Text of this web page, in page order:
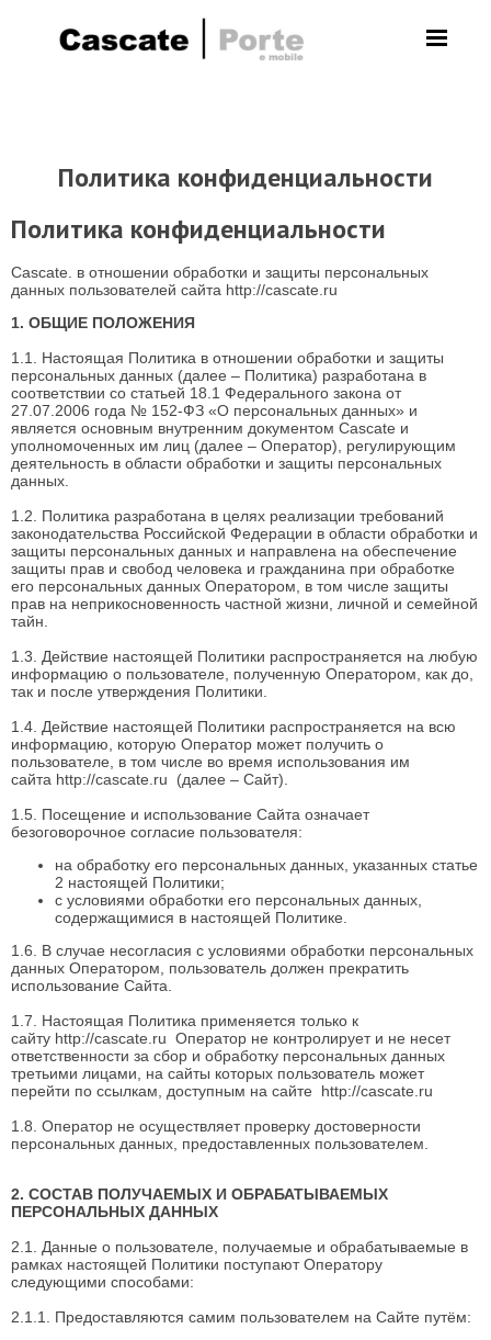
Политика конфиденциальности
Политика конфиденциальности
Cascate. в отношении обработки и защиты персональных
данных пользователей сайта http://cascate.ru
1. ОБЩИЕ ПОЛОЖЕНИЯ
1.1. Настоящая Политика в отношении обработки и защиты
персональных данных (далее – Политика) разработана в
соответствии со статьей 18.1 Федерального закона от
27.07.2006 года № 152-ФЗ «О персональных данных» и
является основным внутренним документом Cascate и
уполномоченных им лиц (далее – Оператор), регулирующим
деятельность в области обработки и защиты персональных
данных.
1.2. Политика разработана в целях реализации требований
законодательства Российской Федерации в области обработки и
защиты персональных данных и направлена на обеспечение
защиты прав и свобод человека и гражданина при обработке
его персональных данных Оператором, в том числе защиты
прав на неприкосновенность частной жизни, личной и семейной
тайн.
1.3. Действие настоящей Политики распространяется на любую
информацию о пользователе, полученную Оператором, как до,
так и после утверждения Политики.
1.4. Действие настоящей Политики распространяется на всю
информацию, которую Оператор может получить о
пользователе, в том числе во время использования им
сайта http://cascate.ru (далее – Сайт).
1.5. Посещение и использование Сайта означает
безоговорочное согласие пользователя:
на обработку его персональных данных, указанных статье
2 настоящей Политики;
с условиями обработки его персональных данных,
содержащимися в настоящей Политике.
1.6. В случае несогласия с условиями обработки персональных
данных Оператором, пользователь должен прекратить
использование Сайта.
1.7. Настоящая Политика применяется только к
сайту http://cascate.ru Оператор не контролирует и не несет
ответственности за сбор и обработку персональных данных
третьими лицами, на сайты которых пользователь может
перейти по ссылкам, доступным на сайте http://cascate.ru
1.8. Оператор не осуществляет проверку достоверности
персональных данных, предоставленных пользователем.
2. СОСТАВ ПОЛУЧАЕМЫХ И ОБРАБАТЫВАЕМЫХ
ПЕРСОНАЛЬНЫХ ДАННЫХ
2.1. Данные о пользователе, получаемые и обрабатываемые в
рамках настоящей Политики поступают Оператору
следующими способами:
2.1.1. Предоставляются самим пользователем на Сайте путём: